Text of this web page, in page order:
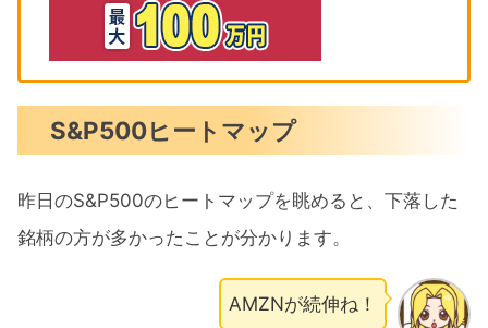
S&P500ヒートマップ
昨日のS&P500のヒートマップを眺めると、下落した
銘柄の方が多かったことが分かります。
AMZNが続伸ね！